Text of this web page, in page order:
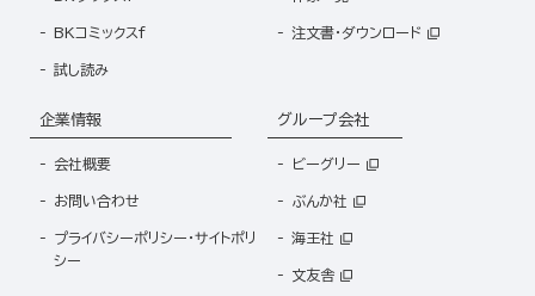
BKコミックスf
試し読み
注文書・ダウンロード
企業情報
会社概要
お問い合わせ
プライバシーポリシー・サイトポリ
シー
グループ会社
ビーグリー
ぶんか社
海王社
文友舎